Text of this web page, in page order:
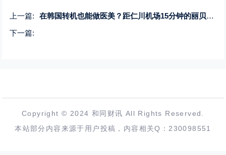
上一篇:
在韩国转机也能做医美？距仁川机场15分钟的丽贝瑞 REBERRY，4小时内完成疗程
下一篇:
Copyright © 2024 和同财讯 All Rights Reserved.
本站部分内容来源于用户投稿，内容相关Q：230098551